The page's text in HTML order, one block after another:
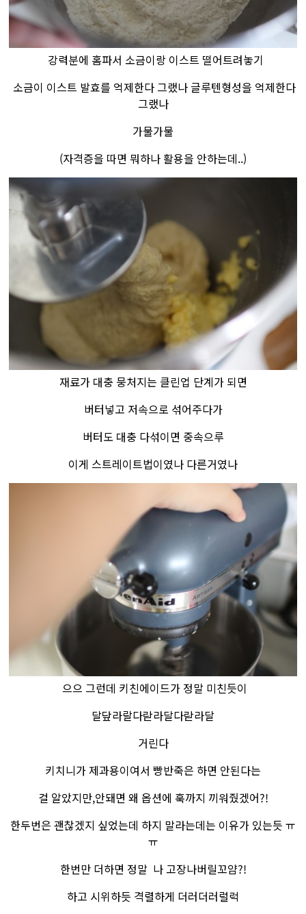
강력분에 홈파서 소금이랑 이스트 떨어트려놓기
소금이 이스트 발효를 억제한다 그랬나 글루텐형성을 억제한다
그랬나
가물가물
(자격증을 따면 뭐하나 활용을 안하는데..)
재료가 대충 뭉처지는 클린업 단계가 되면
버터넣고 저속으로 섞어주다가
버터도 대충 다섞이면 중속으루
이게 스트레이트법이였나 다른거였나
으으 그런데 키친에이드가 정말 미친듯이
달닾라랄다랃라달다랃라달
거린다
키치니가 제과용이여서 빵반죽은 하면 안된다는
걸 알았지만,안돼면 왜 옵션에 훅까지 끼워줬겠어?!
한두번은 괜찮겠지 싶었는데 하지 말라는데는 이유가 있는듯 ㅠ
ㅠ
한번만 더하면 정말 나 고장나버릴꼬얌?!
하고 시위하듯 격렬하게 더러더러럴럭